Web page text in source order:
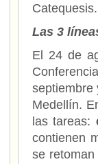
Catequesis.
Las 3
El 24 de
septiembre
Medellín.
las tareas:
contienen
se